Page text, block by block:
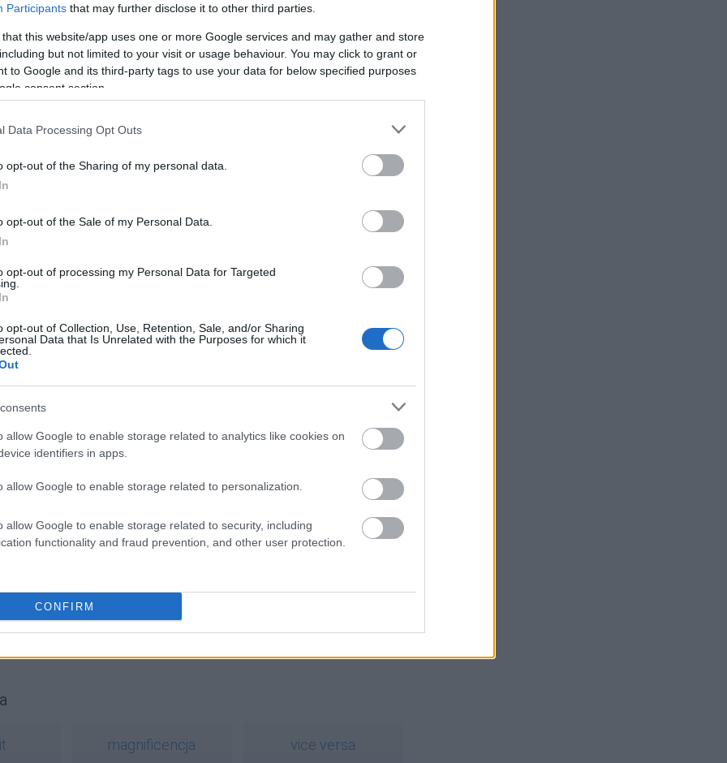
Participants that may further disclose it to other third parties.
that this website/app uses one or more Google services and may gather and store
but not limited to your visit or usage behaviour. You may click to grant or
to Google and its third-party tags to use your data for below specified purposes
consent section.
Data Processing Opt Outs
opt-out of the Sharing of my personal data.
opt-out of the Sale of my Personal Data.
opt-out of processing my Personal Data for Targeted
opt-out of Collection, Use, Retention, Sale, and/or Sharing
Data that Is Unrelated with the Purposes for which it
allow Google to enable storage related to analytics like cookies on
identifiers in apps.
allow Google to enable storage related to personalization.
allow Google to enable storage related to security, including
functionality and fraud prevention, and other user protection.
CONFIRM
Brakuje czegoś w haśle?
abonenci Dobrego słownika.
magnificencja vice versa